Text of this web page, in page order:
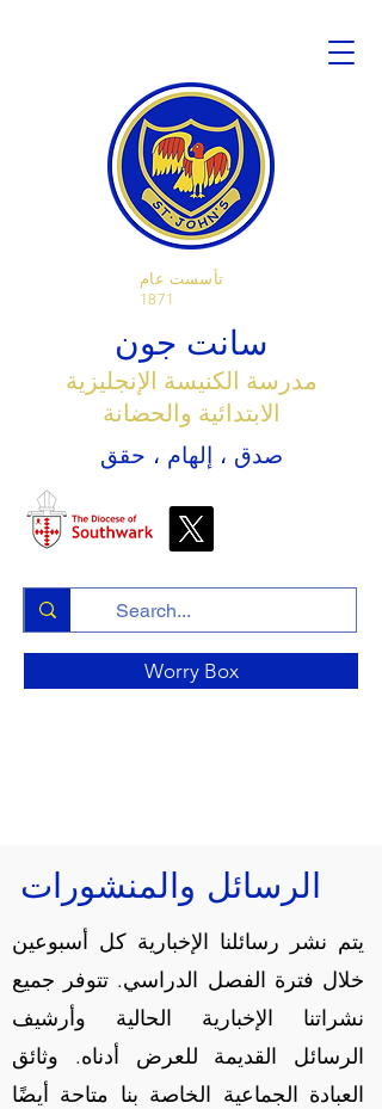
تأسست عام
1871
سانت جون
مدرسة الكنيسة الإنجليزية
الابتدائية والحضانة
صدق ، إلهام ، حقق
Worry Box
الرسائل والمنشورات
يتم نشر رسائلنا الإخبارية كل أسبوعين
خلال فترة الفصل الدراسي. تتوفر جميع
نشراتنا الإخبارية الحالية وأرشيف
الرسائل القديمة للعرض أدناه. وثائق
العبادة الجماعية الخاصة بنا متاحة أيضًا